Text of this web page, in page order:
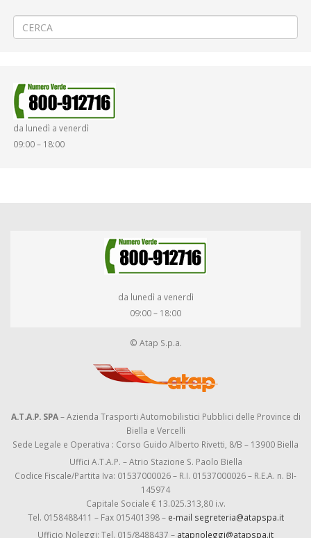
da lunedì a venerdì
09:00 – 18:00
da lunedì a venerdì
09:00 – 18:00
© Atap S.p.a.
A.T.A.P. SPA– Azienda Trasporti Automobilistici Pubblici delle Province di
Biella e Vercelli
Sede Legale e Operativa : Corso Guido Alberto Rivetti, 8/B – 13900 Biella
Uffici A.T.A.P. – Atrio Stazione S. Paolo Biella
Codice Fiscale/Partita Iva: 01537000026 – R.I. 01537000026 – R.E.A. n. BI-
145974
Capitale Sociale € 13.025.313,80 i.v.
Tel. 0158488411 – Fax 015401398 – e-mail segreteria@atapspa.it
Ufficio Noleggi: Tel. 015/8488437 – atapnoleggi@atapspa.it